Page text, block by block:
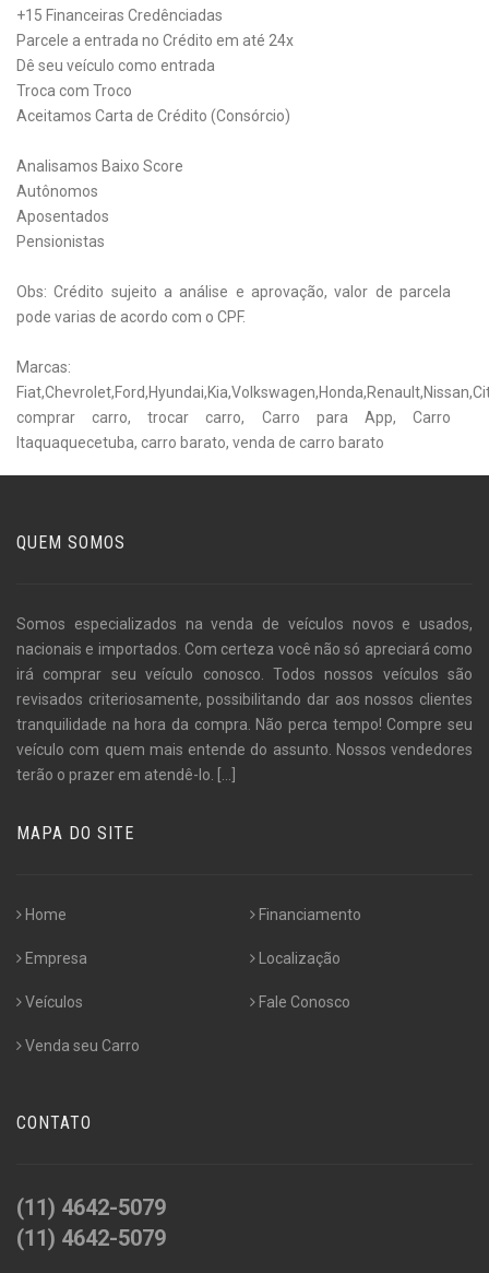
+15 Financeiras Credênciadas
Parcele a entrada no Crédito em até 24x
Dê seu veículo como entrada
Troca com Troco
Aceitamos Carta de Crédito (Consórcio)
Analisamos Baixo Score
Autônomos
Aposentados
Pensionistas
Obs: Crédito sujeito a análise e aprovação, valor de parcela
pode varias de acordo com o CPF.
Marcas:
comprar carro, trocar carro, Carro para App, Carro
Itaquaquecetuba, carro barato, venda de carro barato
QUEM SOMOS
Somos especializados na venda de veículos novos e usados,
nacionais e importados. Com certeza você não só apreciará como
irá comprar seu veículo conosco. Todos nossos veículos são
revisados criteriosamente, possibilitando dar aos nossos clientes
tranquilidade na hora da compra. Não perca tempo! Compre seu
veículo com quem mais entende do assunto. Nossos vendedores
terão o prazer em atendê-lo. [...]
MAPA DO SITE
Home
Empresa
Veículos
Venda seu Carro
Financiamento
Localização
Fale Conosco
CONTATO
(11) 4642-5079
(11) 4642-5079